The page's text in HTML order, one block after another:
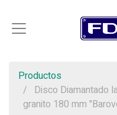
Productos
Disco Diamantado
granito 180 mm